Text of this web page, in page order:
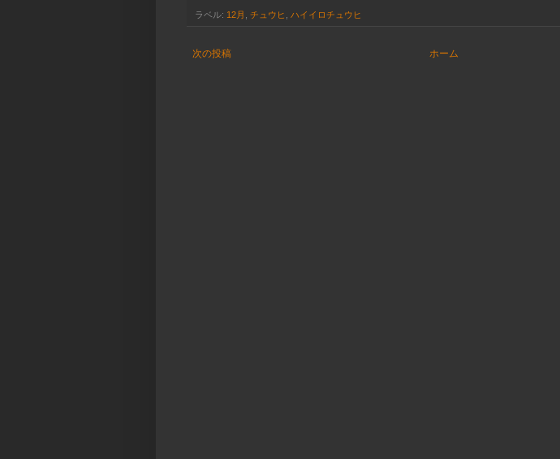
ラベル: 12月 チュウヒ ハイイロチュウヒ
次の投稿 ホーム